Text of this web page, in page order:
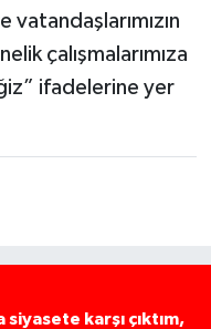
vatandaşlarımızın
çalışmalarımıza
ifadelerine yer
siyasete karşı çıktım,